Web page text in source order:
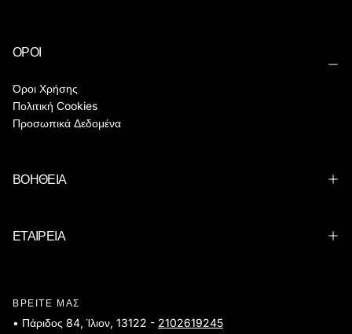
ΟΡΟΙ
Όροι Χρήσης
Πολιτική Cookies
Προσωπικά Δεδομένα
ΒΟΗΘΕΙΑ
ΕΤΑΙΡΕΙΑ
ΒΡΕΙΤΕ ΜΑΣ
• Πάριδος 84, Ίλιον, 13122 - 2102619245